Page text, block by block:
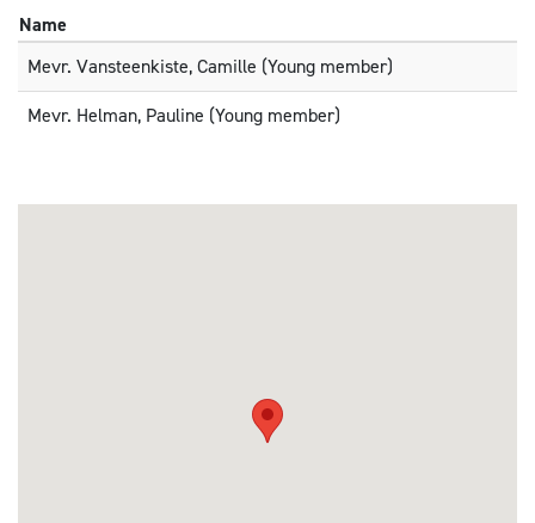
Name
Mevr. Vansteenkiste, Camille (Young member)
Mevr. Helman, Pauline (Young member)